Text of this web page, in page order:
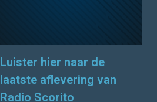
Luister hier naar de
laatste aflevering van
Radio Scorito